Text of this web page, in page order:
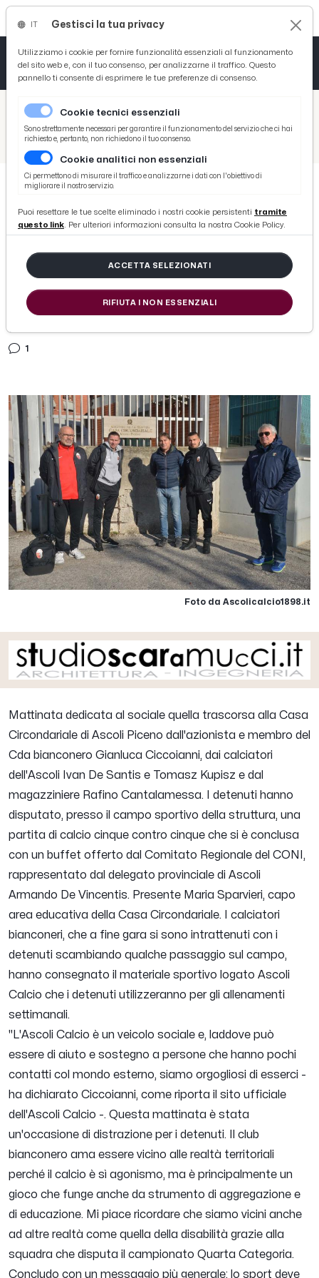
/ Picenotime
/ Ascoli Time
Ascoli Calcio: Ciccoianni, De Santis e Kupisz a Marino del Tronto per partita con i detenuti
Ascoli Calcio: Ciccoianni, De Santis
e Kupisz a Marino del Tronto per
partita con i detenuti
di Redazione Picenotime
1
Foto da Ascolicalcio1898.it
Mattinata dedicata al sociale quella trascorsa alla Casa
Circondariale di Ascoli Piceno dall'azionista e membro del
Cda bianconero Gianluca Ciccoianni, dai calciatori
dell'Ascoli
Ivan De Santis e Tomasz Kupisz e dal
magazziniere Rafino Cantalamessa. I detenuti hanno
disputato, presso il campo sportivo della struttura, una
partita di calcio cinque contro cinque che si è conclusa
con un buffet offerto dal Comitato Regionale del CONI,
rappresentato dal delegato provinciale di Ascoli
Armando De Vincentis. Presente Maria Sparvieri, capo
area educativa della Casa Circondariale. I calciatori
bianconeri, che a fine gara si sono intrattenuti con i
detenuti scambiando qualche passaggio sul campo,
hanno consegnato il materiale sportivo logato Ascoli
Calcio che i detenuti utilizzeranno per gli allenamenti
settimanali.
"L'Ascoli Calcio è un veicolo sociale e, laddove può
essere di aiuto e sostegno a persone che hanno pochi
contatti col mondo esterno, siamo orgogliosi di esserci -
ha dichiarato Ciccoianni, come riporta il sito ufficiale
dell'Ascoli Calcio -. Questa mattinata è stata
un'occasione di distrazione per i detenuti. Il club
bianconero ama essere vicino alle realtà territoriali
perché il calcio è sì agonismo, ma è principalmente un
gioco che funge anche da strumento di aggregazione e
di educazione. Mi piace ricordare che siamo vicini anche
ad altre realtà come quella della disabilità grazie alla
squadra che disputa il campionato Quarta Categoria.
Concludo con un messaggio più generale: lo sport deve
Gestisci la tua privacy
Utilizziamo i cookie per fornire funzionalità essenziali al funzionamento
del sito web e, con il tuo consenso, per analizzarne il traffico. Questo
pannello ti consente di esprimere le tue preferenze di consenso.
Cookie tecnici essenziali
Sono strettamente necessari per garantire il funzionamento del servizio che ci hai
richiesto e, pertanto, non richiedono il tuo consenso.
Cookie analitici non essenziali
Ci permettono di misurare il traffico e analizzarne i dati con l'obiettivo di
migliorare il nostro servizio.
Puoi resettare le tue scelte eliminado i nostri cookie persistenti tramite
questo link. Per ulteriori informazioni consulta la nostra Cookie Policy.
ACCETTA SELEZIONATI
RIFIUTA I NON ESSENZIALI
Tutto News
Tutto Sport
Basket
Ciclismo
Tutto Curiosità